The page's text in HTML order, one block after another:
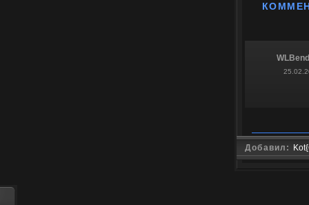
Добавил: